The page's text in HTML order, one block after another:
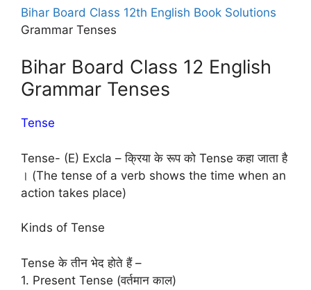
Bihar Board Class 12th English Book Solutions
Grammar Tenses
Bihar Board Class 12 English
Grammar Tenses
Tense
Tense- (E) Excla – क्रिया के रूप को Tense कहा जाता है
। (The tense of a verb shows the time when an
action takes place)
Kinds of Tense
Tense के तीन भेद होते हैं –
1. Present Tense (वर्तमान काल)